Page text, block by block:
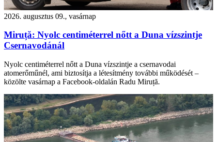
2026. augusztus 09., vasárnap
Miruță: Nyolc centiméterrel nőtt a Duna vízszintje
Csernavodánál
Nyolc centiméterrel nőtt a Duna vízszintje a csernavodai
atomerőműnél, ami biztosítja a létesítmény további működését –
közölte vasárnap a Facebook-oldalán Radu Miruță.